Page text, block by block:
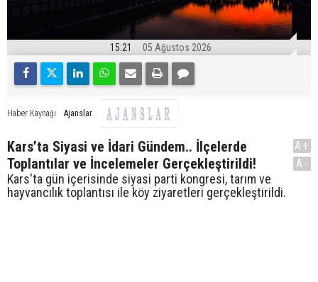
15:21 05 Ağustos 2026
Haber Kaynağı Ajanslar
Kars’ta Siyasi ve İdari Gündem.. İlçelerde
Toplantılar ve İncelemeler Gerçekleştirildi!
Kars'ta gün içerisinde siyasi parti kongresi, tarım ve
hayvancılık toplantısı ile köy ziyaretleri gerçekleştirildi.
A+
A-